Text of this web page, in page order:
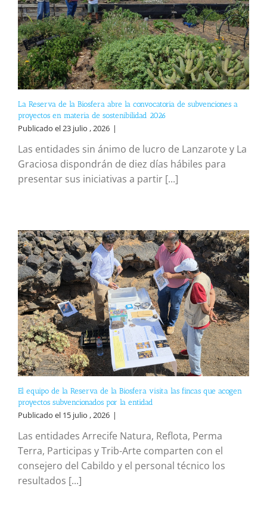
La Reserva de la Biosfera abre la convocatoria de subvenciones a
proyectos en materia de sostenibilidad 2026
Publicado el 23 julio , 2026 |
Las entidades sin ánimo de lucro de Lanzarote y La
Graciosa dispondrán de diez días hábiles para
presentar sus iniciativas a partir [...]
El equipo de la Reserva de la Biosfera visita las fincas que acogen
proyectos subvencionados por la entidad
Publicado el 15 julio , 2026 |
Las entidades Arrecife Natura, Reflota, Perma
Terra, Participas y Trib-Arte comparten con el
consejero del Cabildo y el personal técnico los
resultados [...]